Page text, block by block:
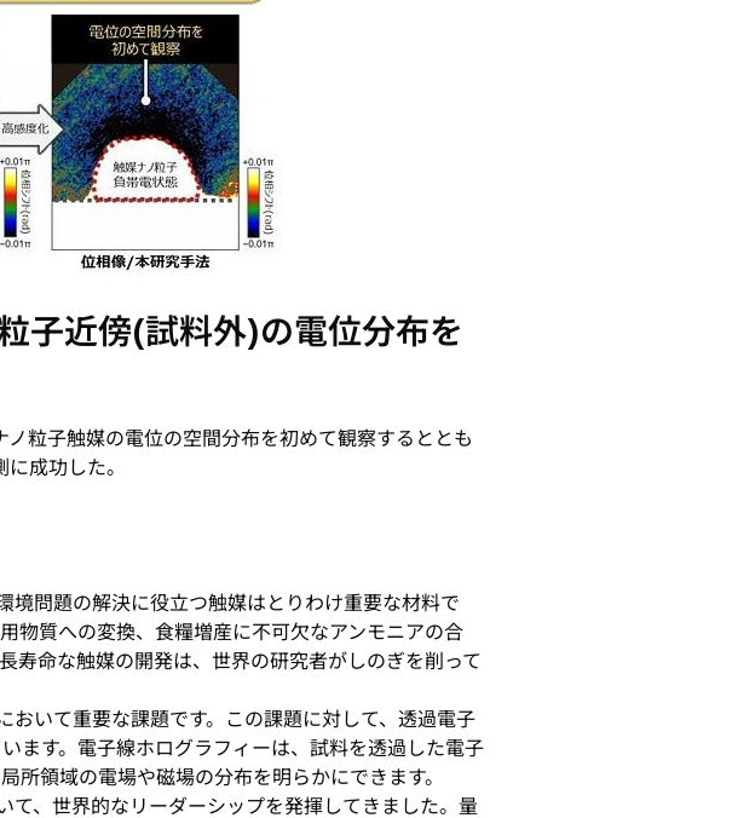
子近傍(試料外)の電位分布を
粒子触媒の電位の空間分布を初めて観察するととも
成功した。
問題の解決に役立つ触媒はとりわけ重要な材料で
物質への変換、食糧増産に不可欠なアンモニアの合
寿命な触媒の開発は、世界の研究者がしのぎを削って
いて重要な課題です。この課題に対して、透過電子
ます。電子線ホログラフィーは、試料を透過した電子
領域の電場や磁場の分布を明らかにできます。
、世界的なリーダーシップを発揮してきました。量